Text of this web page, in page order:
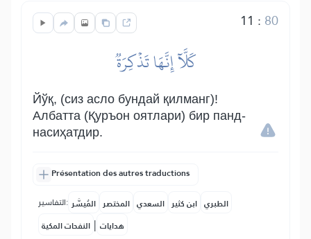
11 : 80
كَلَّآ إِنَّهَا تَذۡكِرَةٞ
Йўқ, (сиз асло бундай қилманг)!
Албатта (Қуръон оятлари) бир панд-
насиҳатдир.
Présentation des autres traductions
التفاسير: المُيسَّر المختصر السعدي ابن كثير الطبري
النفحات المكية | هدايات